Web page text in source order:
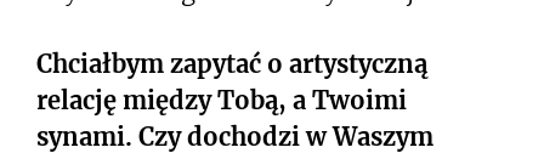
Chciałbym zapytać o artystyczną
relację między Tobą, a Twoimi
synami. Czy dochodzi w Waszym